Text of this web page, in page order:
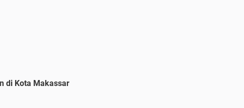
di Kota Makassar